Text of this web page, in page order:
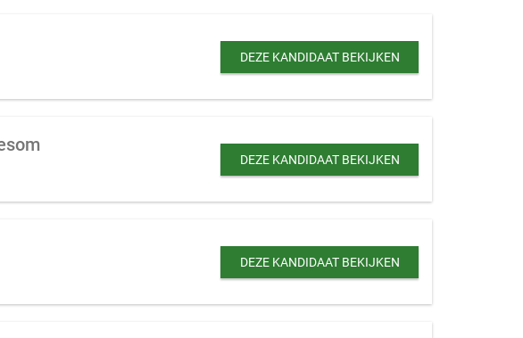
DEZE KANDIDAAT BEKIJKEN
DEZE KANDIDAAT BEKIJKEN
DEZE KANDIDAAT BEKIJKEN